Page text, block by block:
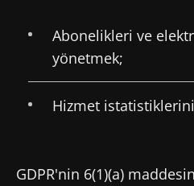
Abonelikleri ve
yönetmek;
Hizmet
GDPR'nin 6(1)(a)